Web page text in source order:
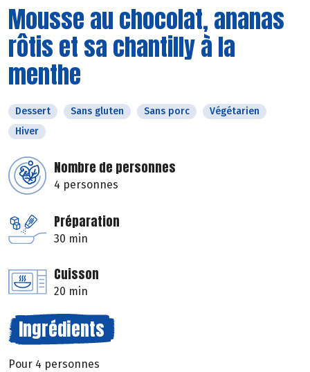
Mousse au chocolat, ananas
rôtis et sa chantilly à la
menthe
Dessert Sans gluten Sans porc
Végétarien
Hiver
Nombre de personnes
4 personnes
Préparation
30 min
Cuisson
20 min
Ingrédients
Pour 4 personnes